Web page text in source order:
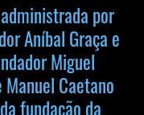
por
Aníbal Graça e
Miguel
Caetano
fundação da